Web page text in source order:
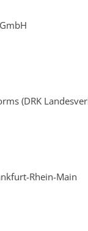
(DRK
Rhein-Main